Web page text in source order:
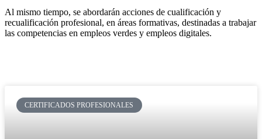
Al mismo tiempo, se abordarán acciones de cualificación y
recualificación profesional, en áreas formativas, destinadas a trabajar
las competencias en empleos verdes y empleos digitales.
CERTIFICADOS PROFESIONALES